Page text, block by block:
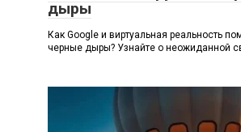
дыры
Как Google и виртуальная реальность
черные дыры? Узнайте о неожиданной